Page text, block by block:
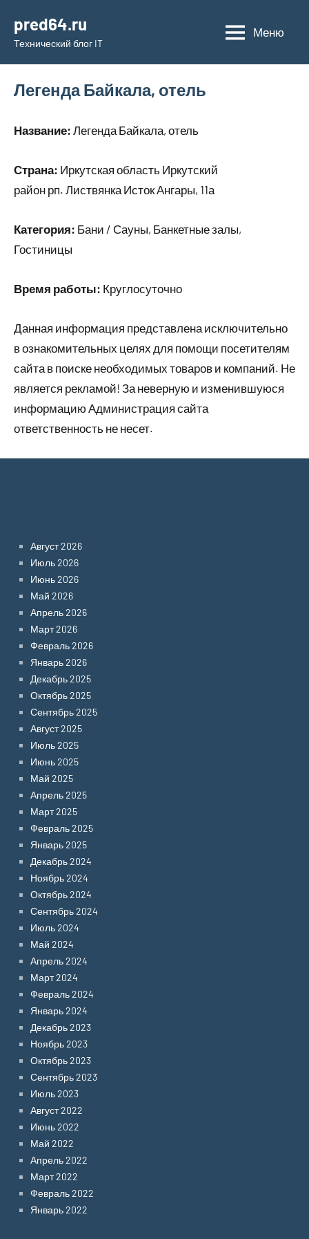
содержимому
pred64.ru
Технический блог IT
Меню
Легенда Байкала, отель
Название: Легенда Байкала, отель
Страна: Иркутская область Иркутский
район рп. Листвянка Исток Ангары, 11а
Категория: Бани / Сауны, Банкетные залы,
Гостиницы
Время работы: Круглосуточно
Данная информация представлена исключительно
в ознакомительных целях для помощи посетителям
сайта в поиске необходимых товаров и компаний. Не
является рекламой! За неверную и изменившуюся
информацию Администрация сайта
ответственность не несет.
Август 2026
Июль 2026
Июнь 2026
Май 2026
Апрель 2026
Март 2026
Февраль 2026
Январь 2026
Декабрь 2025
Октябрь 2025
Сентябрь 2025
Август 2025
Июль 2025
Июнь 2025
Май 2025
Апрель 2025
Март 2025
Февраль 2025
Январь 2025
Декабрь 2024
Ноябрь 2024
Октябрь 2024
Сентябрь 2024
Июль 2024
Май 2024
Апрель 2024
Март 2024
Февраль 2024
Январь 2024
Декабрь 2023
Ноябрь 2023
Октябрь 2023
Сентябрь 2023
Июль 2023
Август 2022
Июнь 2022
Май 2022
Апрель 2022
Март 2022
Февраль 2022
Январь 2022